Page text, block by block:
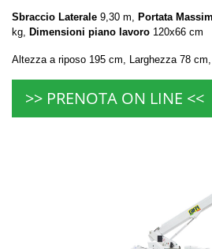
Sbraccio Laterale 9,30 m, Portata
kg, Dimensioni piano lavoro 120x66 cm
Altezza a riposo 195 cm, Larghezza 78
>> PRENOTA ON LINE <<